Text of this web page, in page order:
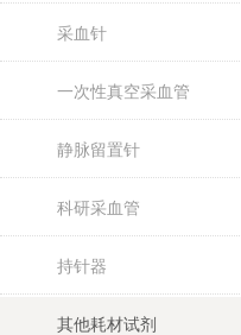
采血针
一次性真空采血管
静脉留置针
科研采血管
持针器
其他耗材试剂